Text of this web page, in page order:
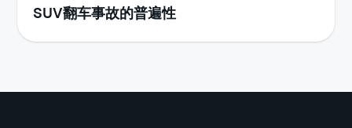
SUV翻车事故的普遍性